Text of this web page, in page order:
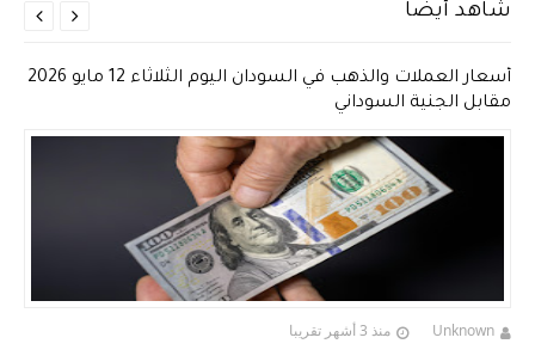
شاهد أيضاً
أسعار العملات والذهب في السودان اليوم الثلاثاء 12 مايو 2026
مقابل الجنية السوداني
Unknown منذ 3 أشهر تقريبا

